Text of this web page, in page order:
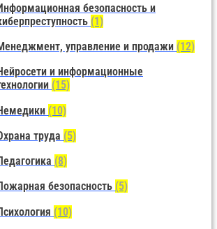
безопасность и
(1)
управление и продажи (12)
и информационные
(15)
(10)
труда (5)
(8)
безопасность (5)
(10)